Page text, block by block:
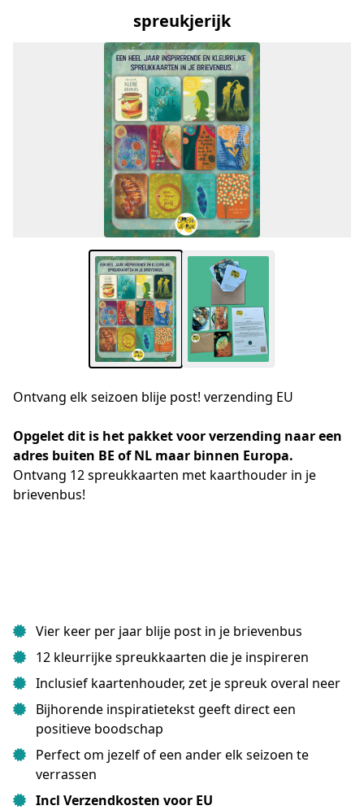
spreukjerijk
Ontvang elk seizoen blije post! verzending EU
Opgelet dit is het pakket voor verzending naar een
adres buiten BE of NL maar binnen Europa.
Ontvang 12 spreukkaarten met kaarthouder in je
brievenbus!
Vier keer per jaar blije post in je brievenbus
12 kleurrijke spreukkaarten die je inspireren
Inclusief kaartenhouder, zet je spreuk overal neer
Bijhorende inspiratietekst geeft direct een
positieve boodschap
Perfect om jezelf of een ander elk seizoen te
verrassen
Incl Verzendkosten voor EU